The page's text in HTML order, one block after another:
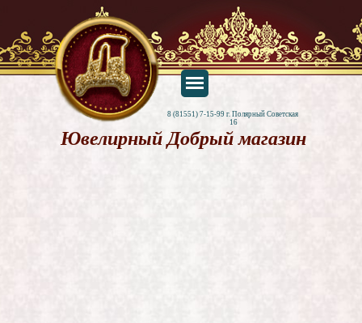
8 (81551) 7-15-99 г. Полярный Советская
16
Ювелирный Добрый магазин